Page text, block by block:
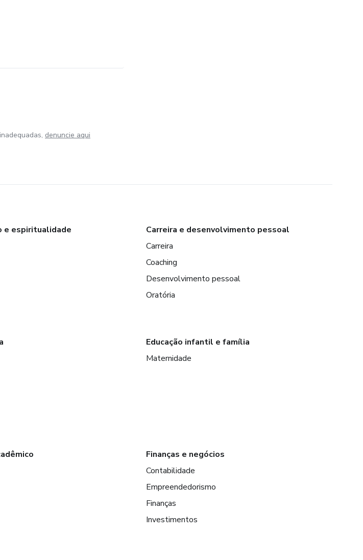
denuncie aqui
e espiritualidade
Carreira e desenvolvimento pessoal
Carreira
Coaching
Desenvolvimento pessoal
Oratória
Educação infantil e família
Maternidade
Finanças e negócios
Contabilidade
Empreendedorismo
Finanças
Investimentos